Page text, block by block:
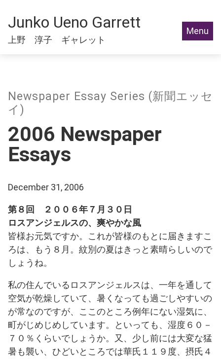
Junko Ueno Garrett
上野 淳子 ギャレット
Menu
Newspaper Essay Series (新聞エッセ
イ)
2006 Newspaper
Essays
December 31, 2006
第８回 ２００６年７月３０日
ロスアンジェルスの、爽やかな風
皆様お元気ですか。これが皆様のもとに届きますこ
ろは、もう８月。紋別の夏はきっと素晴らしいので
しょうね。
私の住んでいるロスアンジェルスは、一年を通して
空気が乾燥していて、暑くなっても過ごしやすいの
が常なのですが、ここのところ例年にない湿気に、
町がじめじめしています。といっても、湿度６０－
７０％くらいでしょうか。又、少し前には大変な猛
暑も襲い、ひどいところでは華氏１１９度、摂氏４